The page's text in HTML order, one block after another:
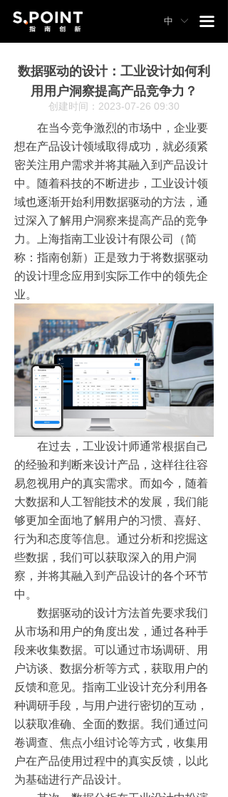
끀
ꀅ
中
数据驱动的设计：工业设计如何利
用用户洞察提高产品竞争力？
在当今竞争激烈的市场中，企业要
想在产品设计领域取得成功，就必须紧
密关注用户需求并将其融入到产品设计
中。随着科技的不断进步，工业设计领
域也逐渐开始利用数据驱动的方法，通
过深入了解用户洞察来提高产品的竞争
力。上海指南工业设计有限公司（简
称：指南创新）正是致力于将数据驱动
的设计理念应用到实际工作中的领先企
业。
在过去，工业设计师通常根据自己
的经验和判断来设计产品，这样往往容
易忽视用户的真实需求。而如今，随着
大数据和人工智能技术的发展，我们能
够更加全面地了解用户的习惯、喜好、
行为和态度等信息。通过分析和挖掘这
些数据，我们可以获取深入的用户洞
察，并将其融入到产品设计的各个环节
中。
数据驱动的设计方法首先要求我们
从市场和用户的角度出发，通过各种手
段来收集数据。可以通过市场调研、用
户访谈、数据分析等方式，获取用户的
反馈和意见。指南工业设计充分利用各
种调研手段，与用户进行密切的互动，
以获取准确、全面的数据。我们通过问
卷调查、焦点小组讨论等方式，收集用
户在产品使用过程中的真实反馈，以此
为基础进行产品设计。
创建时间： 2023-07-26 09:30